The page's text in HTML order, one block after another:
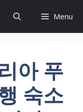
Menu
아 푸
숙소